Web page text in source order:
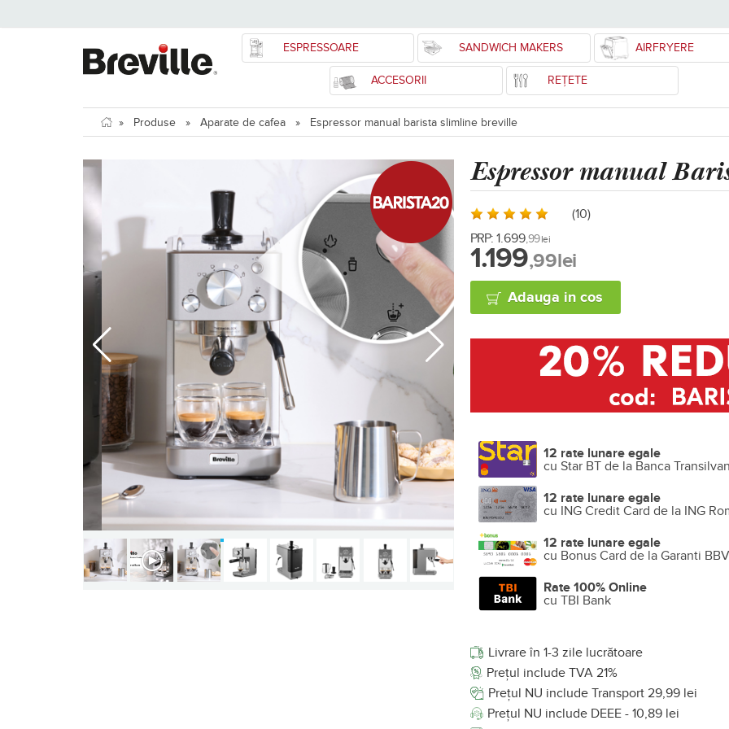
ESPRESSOARE SANDWICH MAKERS AIRFRYERE
ACCESORII REȚETE
» Produse » Aparate de cafea » Espressor manual barista slimline breville
Espressor manual
(10)
PRP: 1.699,99lei
1.199,99lei
Adauga in cos
12 rate lunare egale
cu Star BT de la Banca
12 rate lunare egale
cu ING Credit Card de la ING
12 rate lunare egale
cu Bonus Card de la Garanti
Rate 100% Online
cu TBI Bank
Livrare în 1-3 zile lucrătoare
Prețul include TVA 21%
Prețul NU include Transport 29,99 lei
Prețul NU include DEEE - 10,89 lei